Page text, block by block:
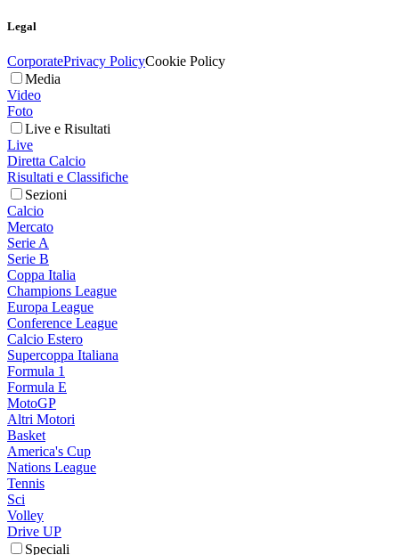
Legal
CorporatePrivacy PolicyCookie Policy
Media
Video
Foto
Live e Risultati
Live
Diretta Calcio
Risultati e Classifiche
Sezioni
Calcio
Mercato
Serie A
Serie B
Coppa Italia
Champions League
Europa League
Conference League
Calcio Estero
Supercoppa Italiana
Formula 1
Formula E
MotoGP
Altri Motori
Basket
America's Cup
Nations League
Tennis
Sci
Volley
Drive UP
Speciali